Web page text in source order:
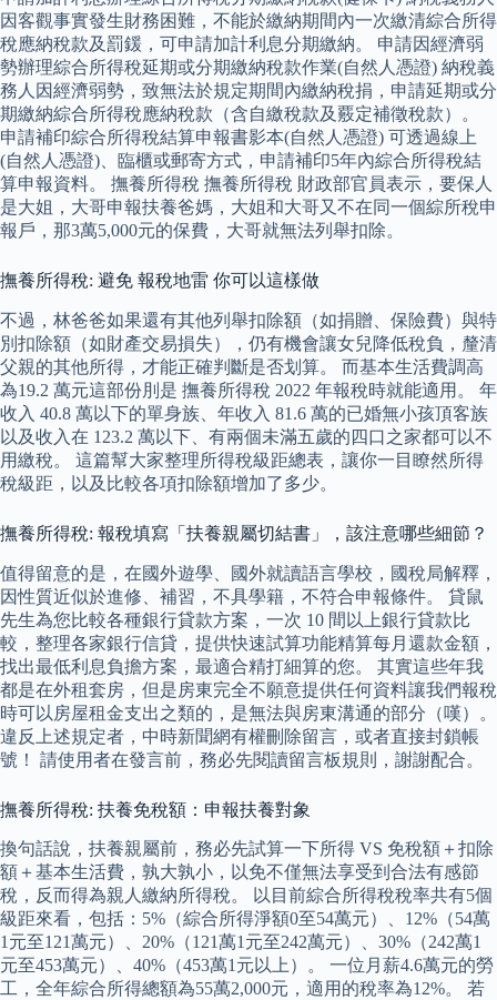
因客觀事實發生財務困難，不能於繳納期間內一次繳清綜合所得
稅應納稅款及罰鍰，可申請加計利息分期繳納。 申請因經濟弱
勢辦理綜合所得稅延期或分期繳納稅款作業(自然人憑證) 納稅義
務人因經濟弱勢，致無法於規定期間內繳納稅捐，申請延期或分
期繳納綜合所得稅應納稅款（含自繳稅款及覈定補徵稅款）。
申請補印綜合所得稅結算申報書影本(自然人憑證) 可透過線上
(自然人憑證)、臨櫃或郵寄方式，申請補印5年內綜合所得稅結
算申報資料。 撫養所得稅 撫養所得稅 財政部官員表示，要保人
是大姐，大哥申報扶養爸媽，大姐和大哥又不在同一個綜所稅申
報戶，那3萬5,000元的保費，大哥就無法列舉扣除。
撫養所得稅: 避免 報稅地雷 你可以這樣做
不過，林爸爸如果還有其他列舉扣除額（如捐贈、保險費）與特
別扣除額（如財產交易損失），仍有機會讓女兒降低稅負，釐清
父親的其他所得，才能正確判斷是否划算。 而基本生活費調高
為19.2 萬元這部份刖是 撫養所得稅 2022 年報稅時就能適用。 年
收入 40.8 萬以下的單身族、年收入 81.6 萬的已婚無小孩頂客族
以及收入在 123.2 萬以下、有兩個未滿五歲的四口之家都可以不
用繳稅。 這篇幫大家整理所得稅級距總表，讓你一目瞭然所得
稅級距，以及比較各項扣除額增加了多少。
撫養所得稅: 報稅填寫「扶養親屬切結書」，該注意哪些細節？
值得留意的是，在國外遊學、國外就讀語言學校，國稅局解釋，
因性質近似於進修、補習，不具學籍，不符合申報條件。 貸鼠
先生為您比較各種銀行貸款方案，一次 10 間以上銀行貸款比
較，整理各家銀行信貸，提供快速試算功能精算每月還款金額，
找出最低利息負擔方案，最適合精打細算的您。 其實這些年我
都是在外租套房，但是房東完全不願意提供任何資料讓我們報稅
時可以房屋租金支出之類的，是無法與房東溝通的部分（嘆）。
違反上述規定者，中時新聞網有權刪除留言，或者直接封鎖帳
號！ 請使用者在發言前，務必先閱讀留言板規則，謝謝配合。
撫養所得稅: 扶養免稅額：申報扶養對象
換句話說，扶養親屬前，務必先試算一下所得 VS 免稅額＋扣除
額＋基本生活費，孰大孰小，以免不僅無法享受到合法有感節
稅，反而得為親人繳納所得稅。 以目前綜合所得稅稅率共有5個
級距來看，包括：5%（綜合所得淨額0至54萬元）、12%（54萬
1元至121萬元）、20%（121萬1元至242萬元）、30%（242萬1
元至453萬元）、40%（453萬1元以上）。 一位月薪4.6萬元的勞
工，全年綜合所得總額為55萬2,000元，適用的稅率為12%。 若